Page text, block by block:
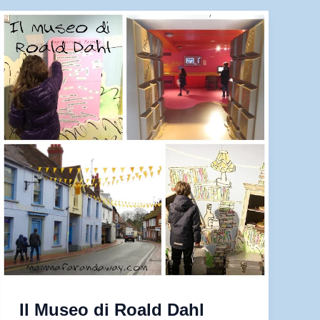
d’Inghilterra
per
immergersi
nella
natura
Il Museo di Roald Dahl